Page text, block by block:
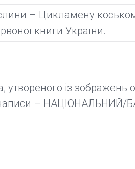
– Цикламену
книги України.
утвореного із
–